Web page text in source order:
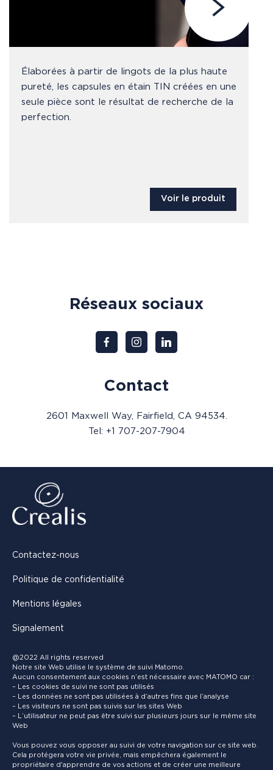
Élaborées à partir de lingots de la plus haute
pureté, les capsules en étain TIN créées en une
seule pièce sont le résultat de recherche de la
perfection.
Voir le produit
Réseaux sociaux
Contact
2601 Maxwell Way, Fairfield, CA 94534.
Tel: +1 707-207-7904
Contactez-nous
Politique de confidentialité
Mentions légales
Signalement
@2022 All rights reserved
Notre site Web utilise le système de suivi Matomo.
Aucun consentement aux cookies n’est nécessaire avec MATOMO car :
– Les cookies de suivi ne sont pas utilisés
– Les données ne sont pas utilisées à d’autres fins que l’analyse
– Les visiteurs ne sont pas suivis sur les sites Web
– L’utilisateur ne peut pas être suivi sur plusieurs jours sur le même site
Web
Vous pouvez vous opposer au suivi de votre navigation sur ce site web.
Cela protégera votre vie privée, mais empêchera également le
propriétaire d'apprendre de vos actions et de créer une meilleure